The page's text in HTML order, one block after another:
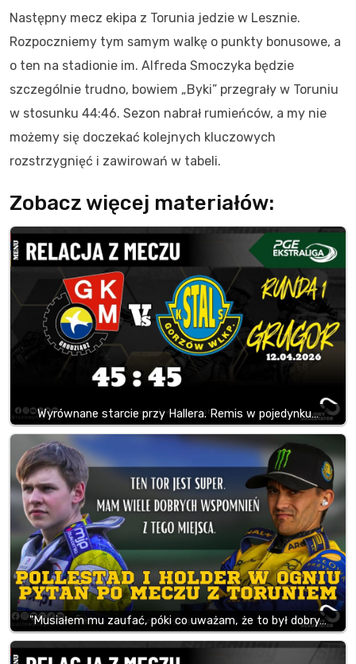
Następny mecz ekipa z Torunia jedzie w Lesznie.
Rozpoczniemy tym samym walkę o punkty bonusowe, a
o ten na stadionie im. Alfreda Smoczyka będzie
szczególnie trudno, bowiem „Byki” przegrały w Toruniu
w stosunku 44:46. Sezon nabrał rumieńców, a my nie
możemy się doczekać kolejnych kluczowych
rozstrzygnięć i zawirowań w tabeli.
Zobacz więcej materiałów:
Wyrównane starcie przy Hallera. Remis w pojedynku…
"Musiałem mu zaufać, póki co uważam, że to był dobry…